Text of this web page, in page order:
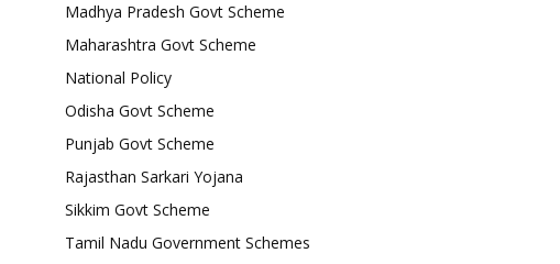
Madhya Pradesh Govt Scheme
Maharashtra Govt Scheme
National Policy
Odisha Govt Scheme
Punjab Govt Scheme
Rajasthan Sarkari Yojana
Sikkim Govt Scheme
Tamil Nadu Government Schemes